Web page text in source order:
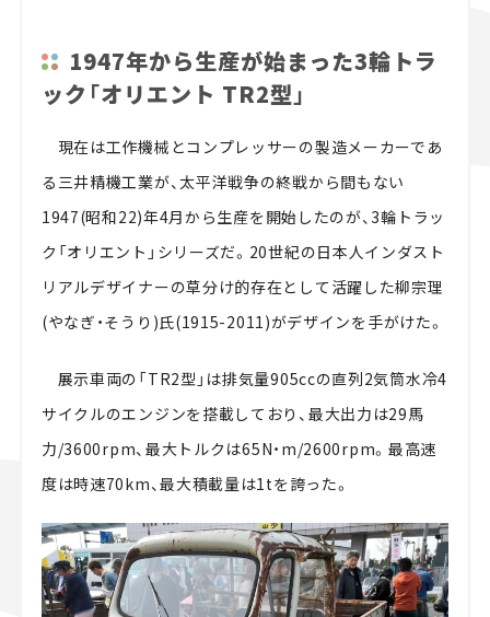
1947年から生産が始まった3輪トラ
ック「オリエント TR2型」
現在は工作機械とコンプレッサーの製造メーカーであ
る三井精機工業が、太平洋戦争の終戦から間もない
1947(昭和22)年4月から生産を開始したのが、3輪トラッ
ク「オリエント」シリーズだ。20世紀の日本人インダスト
リアルデザイナーの草分け的存在として活躍した柳宗理
(やなぎ・そうり)氏(1915-2011)がデザインを手がけた。
展示車両の「TR2型」は排気量905ccの直列2気筒水冷4
サイクルのエンジンを搭載しており、最大出力は29馬
力/3600rpm、最大トルクは65N・m/2600rpm。最高速
度は時速70km、最大積載量は1tを誇った。